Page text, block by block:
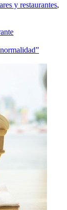
y restaurantes,